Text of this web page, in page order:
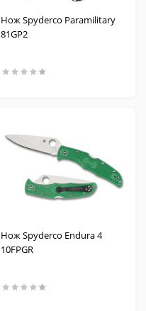
Нож Spyderco Paramilitary
81GP2
Нож Spyderco Endura 4
10FPGR